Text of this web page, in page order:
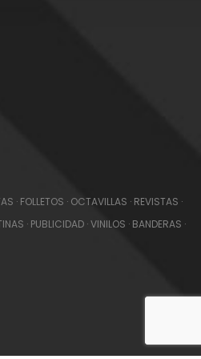
· FOLLETOS · OCTAVILLAS · REVISTAS ·
· PUBLICIDAD ·VINILOS · BANDERAS ·